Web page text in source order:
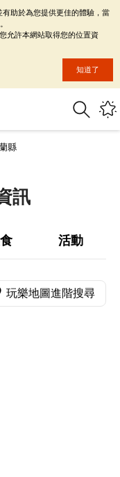
縣
訊
活動
玩樂地圖進階搜尋
助於為您提供更佳的體驗，當
允許本網站取得您的位置資
知道了